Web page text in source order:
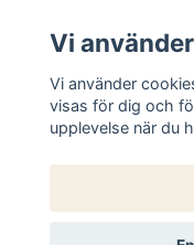
Sociala medier
©
Vi
Vi använder
visas för dig och
upplevelse när du